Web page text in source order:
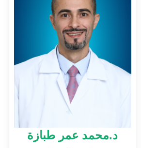
د.محمد عمر طبازة